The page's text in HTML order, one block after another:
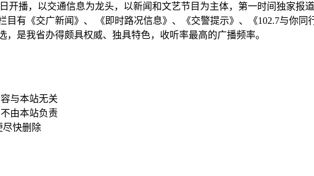
开播，以交通信息为龙头，以新闻和文艺节目为主体，第一时间独家
目有《交广新闻》、 《即时路况信息》、《交警提示》、《102.7与你
是我省办得颇具权威、独具特色，收听率最高的广播频率。
与本站无关
由本站负责
尽快删除